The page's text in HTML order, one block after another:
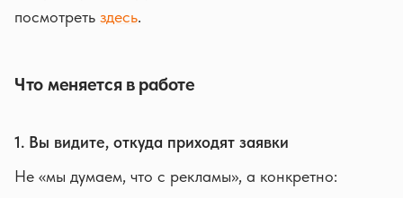
посмотреть здесь.
Что меняется в работе
1. Вы видите, откуда приходят заявки
Не «мы думаем, что с рекламы», а конкретно: